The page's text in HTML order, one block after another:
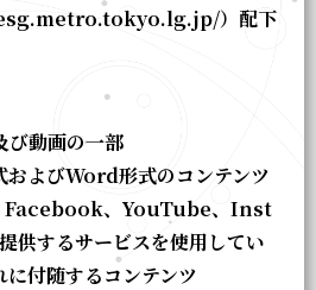
）配下
び動画の一部
よびWord形式のコンテンツ
、YouTube、Inst
供するサービスを使用してい
付随するコンテンツ